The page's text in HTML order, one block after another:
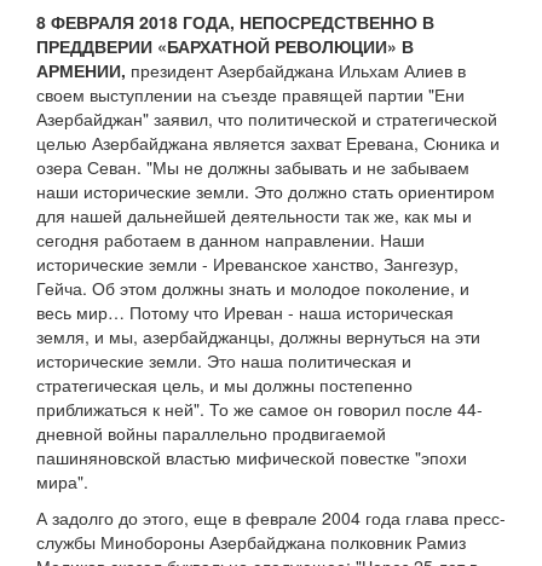
8 ФЕВРАЛЯ 2018 ГОДА, НЕПОСРЕДСТВЕННО В
ПРЕДДВЕРИИ «БАРХАТНОЙ РЕВОЛЮЦИИ» В
АРМЕНИИ, президент Азербайджана Ильхам Алиев в
своем выступлении на съезде правящей партии "Ени
Азербайджан" заявил, что политической и стратегической
целью Азербайджана является захват Еревана, Сюника и
озера Севан. "Мы не должны забывать и не забываем
наши исторические земли. Это должно стать ориентиром
для нашей дальнейшей деятельности так же, как мы и
сегодня работаем в данном направлении. Наши
исторические земли - Иреванское ханство, Зангезур,
Гейча. Об этом должны знать и молодое поколение, и
весь мир… Потому что Иреван - наша историческая
земля, и мы, азербайджанцы, должны вернуться на эти
исторические земли. Это наша политическая и
стратегическая цель, и мы должны постепенно
приближаться к ней". То же самое он говорил после 44-
дневной войны параллельно продвигаемой
пашиняновской властью мифической повестке "эпохи
мира".
А задолго до этого, еще в феврале 2004 года глава пресс-
службы Минобороны Азербайджана полковник Рамиз